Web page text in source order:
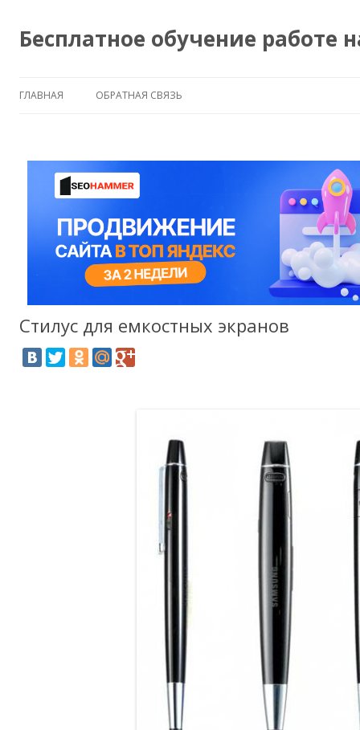
Бесплатное обучение работе
ГЛАВНАЯ ОБРАТНАЯ СВЯЗЬ
Стилус для емкостных экранов